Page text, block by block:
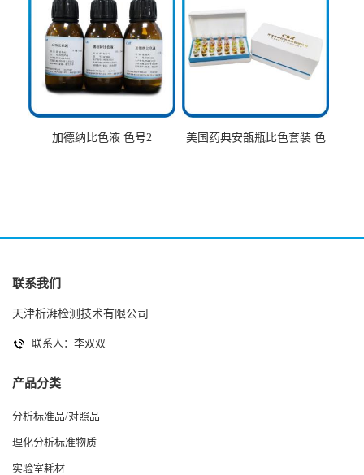
加德纳比色液 色号2
美国药典安瓿瓶比色套装 色
联系我们
天津析湃检测技术有限公司
联系人：李双双
产品分类
分析标准品/对照品
理化分析标准物质
实验室耗材